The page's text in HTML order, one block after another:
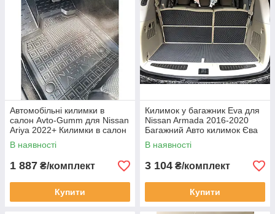
Автомобільні килимки в
салон Avto-Gumm для Nissan
Ariya 2022+ Килимки в салон
Автогум Ніссан Ария
В наявності
1 887 ₴/комплект
Купити
Килимок у багажник Eva для
Nissan Armada 2016-2020
Багажний Авто килимок Єва
Ніссан Армада 5 частин
чорний
В наявності
3 104 ₴/комплект
Купити